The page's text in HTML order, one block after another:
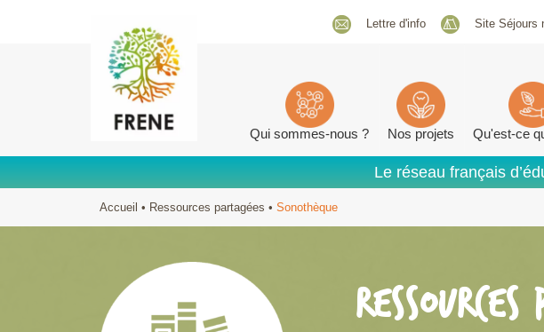
Lettre d'info Site Séjours
Qui sommes-nous ? Nos projets Qu'est-ce
Le réseau français
Accueil • Ressources partagées • Sonothèque